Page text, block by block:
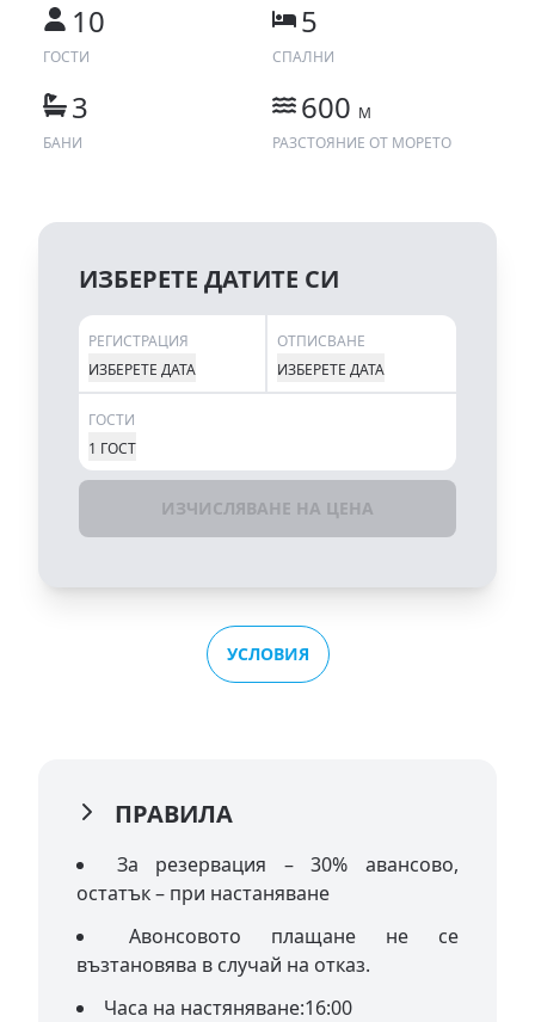
10
ГОСТИ
5
СПАЛНИ
3
БАНИ
600 M
РАЗСТОЯНИЕ ОТ МОРЕТО
ИЗБЕРЕТЕ ДАТИТЕ СИ
РЕГИСТРАЦИЯ
ИЗБЕРЕТЕ ДАТА
ОТПИСВАНЕ
ИЗБЕРЕТЕ ДАТА
ГОСТИ
1 ГОСТ
ИЗЧИСЛЯВАНЕ НА ЦЕНА
УСЛОВИЯ
ПРАВИЛА
За резервация – 30% авансово,
остатък – при настаняване
Авонсовото плащане не се
възтановява в случай на отказ.
Часа на настяняване:16:00